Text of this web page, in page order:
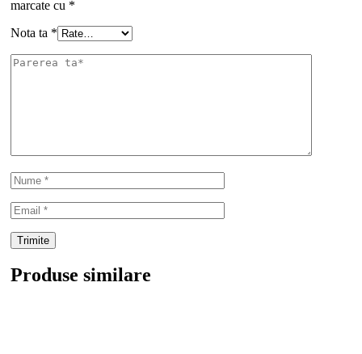
marcate cu *
Nota ta *
Produse similare